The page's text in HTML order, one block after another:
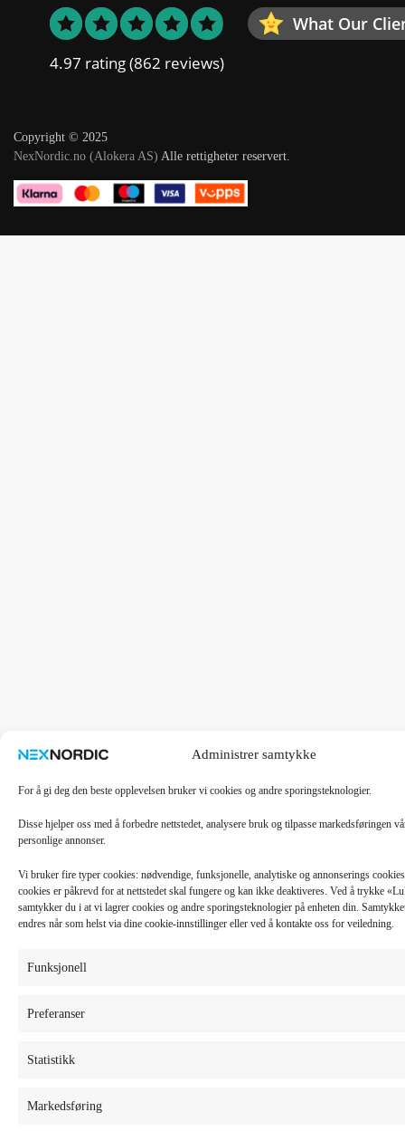
Administrer samtykke
For å gi deg den beste opplevelsen bruker vi cookies og andre sporingsteknologier.
Disse hjelper oss med å forbedre nettstedet, analysere bruk og tilpasse markedsføringen
personlige annonser.
Vi bruker fire typer cookies: nødvendige, funksjonelle, analytiske og annonserings
cookies er påkrevd for at nettstedet skal fungere og kan ikke deaktiveres. Ved å trykke
samtykker du i at vi lagrer cookies og andre sporingsteknologier på enheten din.
endres når som helst via dine cookie-innstillinger eller ved å kontakte oss for veiledning.
Funksjonell
Preferanser
Statistikk
Markedsføring
What Our
4.97 rating(862 reviews)
Copyright © 2025
NexNordic.no (Alokera AS) Alle rettigheter reservert.